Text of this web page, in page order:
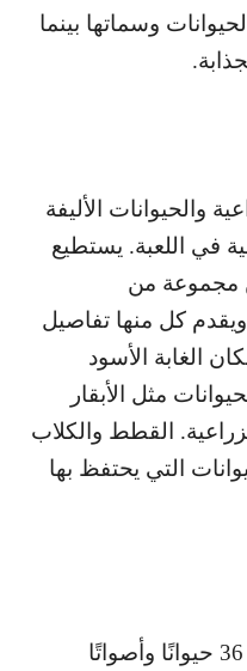
وسماتها بينما
والحيوانات الأليفة
في اللعبة. يستطيع
مجموعة من
كل منها تفاصيل
الغابة الأسود
مثل الأبقار
القطط والكلاب
التي يحتفظ بها
يمكن لطفلك الاختيار من بين 36 حيوانًا وأصواتًا